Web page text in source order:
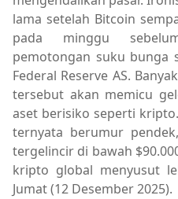
lama setelah Bitcoin
pada minggu
pemotongan suku bunga
Federal Reserve AS.
tersebut akan memicu
aset berisiko seperti
ternyata berumur
tergelincir di bawah
kripto global menyusut
Jumat (12 Desember 2025).